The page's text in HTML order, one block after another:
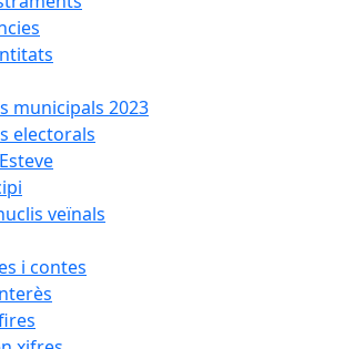
municipals 2023
electorals
veïnals
i contes